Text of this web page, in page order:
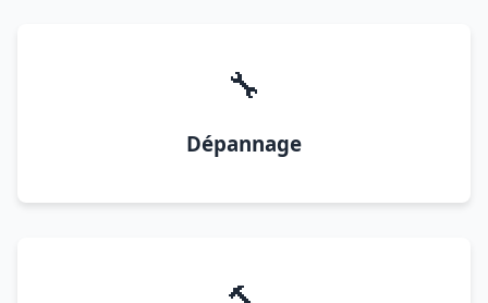
🔧
Dépannage